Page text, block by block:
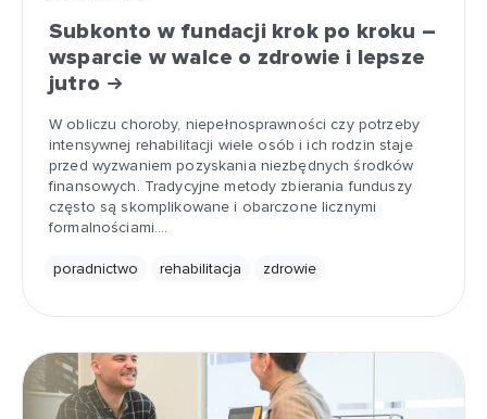
Subkonto w fundacji krok po kroku –
wsparcie w walce o zdrowie i lepsze
jutro
W obliczu choroby, niepełnosprawności czy potrzeby
intensywnej rehabilitacji wiele osób i ich rodzin staje
przed wyzwaniem pozyskania niezbędnych środków
finansowych. Tradycyjne metody zbierania funduszy
często są skomplikowane i obarczone licznymi
formalnościami.…
poradnictwo rehabilitacja zdrowie